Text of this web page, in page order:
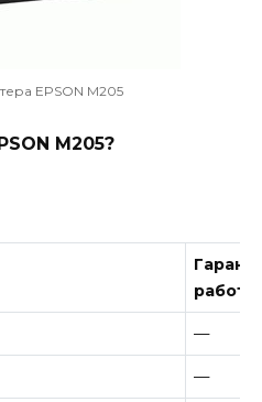
EPSON M205
M205?
работу
—
—